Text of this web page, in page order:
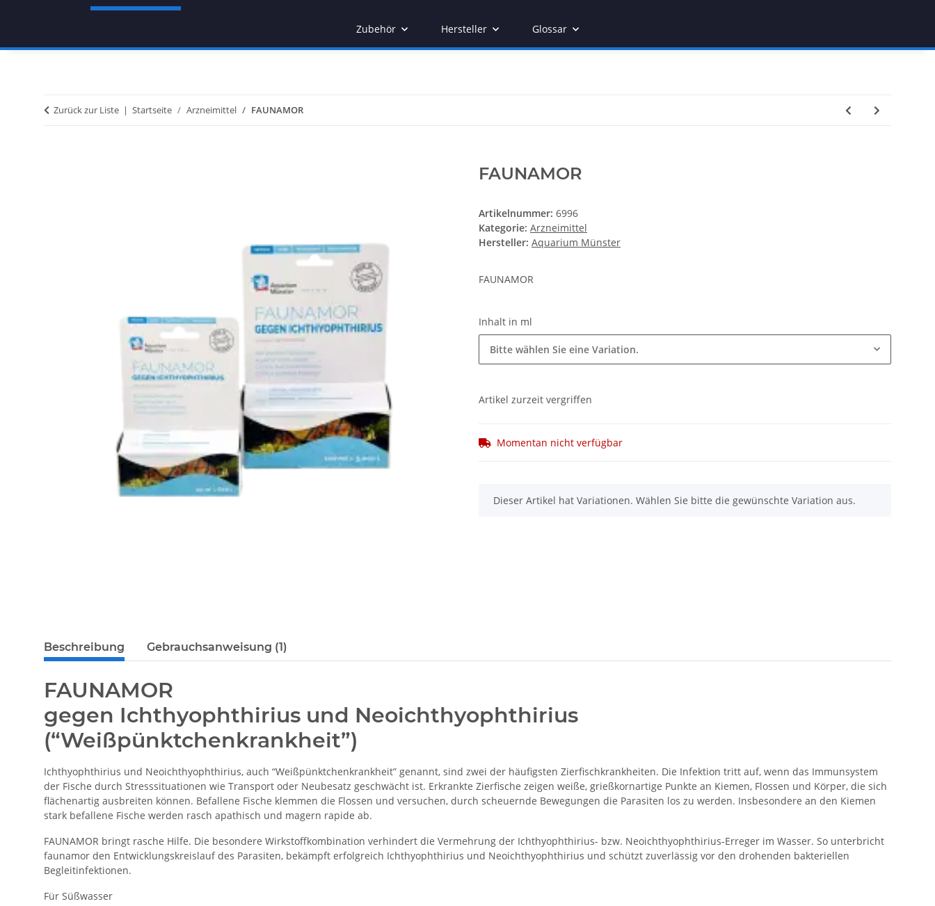
Zubehör Hersteller Glossar
Zurück zur Liste Startseite Arzneimittel FAUNAMOR
FAUNAMOR
Artikelnummer: 6996
Kategorie: Arzneimittel
Hersteller: Aquarium Münster
FAUNAMOR
Inhalt in ml
Bitte wählen Sie eine Variation.
Artikel zurzeit vergriffen
Momentan nicht verfügbar
x
Dieser Artikel hat Variationen. Wählen Sie bitte die gewünschte Variation aus.
Beschreibung Gebrauchsanweisung (1)
FAUNAMOR
gegen Ichthyophthirius und Neoichthyophthirius
(“Weißpünktchenkrankheit”)
Ichthyophthirius und Neoichthyophthirius, auch “Weißpünktchenkrankheit” genannt, sind zwei der häufigsten Zierfischkrankheiten. Die Infektion tritt auf, wenn das Immunsystem
der Fische durch Stresssituationen wie Transport oder Neubesatz geschwächt ist. Erkrankte Zierfische zeigen weiße, grießkornartige Punkte an Kiemen, Flossen und Körper, die sich
flächenartig ausbreiten können. Befallene Fische klemmen die Flossen und versuchen, durch scheuernde Bewegungen die Parasiten los zu werden. Insbesondere an den Kiemen
stark befallene Fische werden rasch apathisch und magern rapide ab.
FAUNAMOR bringt rasche Hilfe. Die besondere Wirkstoffkombination verhindert die Vermehrung der Ichthyophthirius- bzw. Neoichthyophthirius-Erreger im Wasser. So unterbricht
faunamor den Entwicklungskreislauf des Parasiten, bekämpft erfolgreich Ichthyophthirius und Neoichthyophthirius und schützt zuverlässig vor den drohenden bakteriellen
Begleitinfektionen.
Für Süßwasser